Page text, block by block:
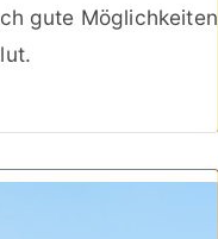
gute Möglichkeiten